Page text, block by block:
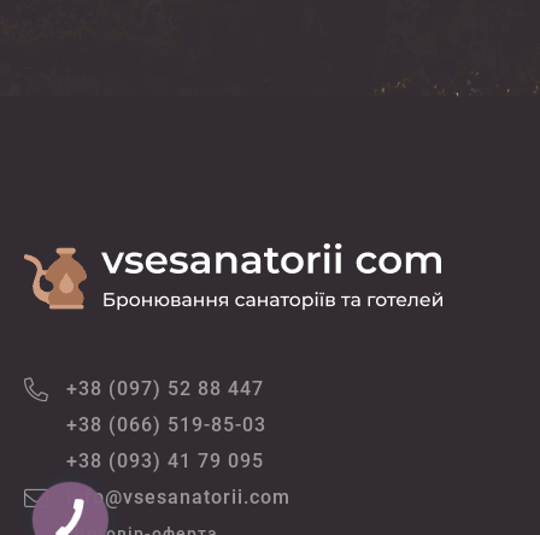
+38 (097) 52 88 447
+38 (066) 519-85-03
+38 (093) 41 79 095
info@vsesanatorii.com